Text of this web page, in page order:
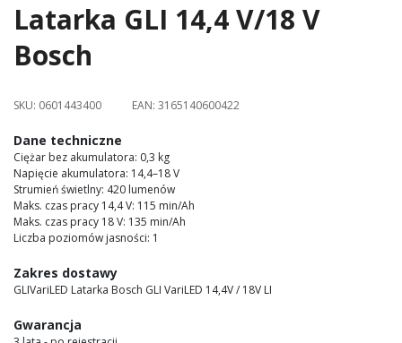
Skip
the
of
images
gallery
Latarka GLI 14,4 V/18 V
Bosch
SKU: 0601443400 EAN: 3165140600422
Dane techniczne
Ciężar bez akumulatora: 0,3 kg
Napięcie akumulatora: 14,4–18 V
Strumień świetlny: 420 lumenów
Maks. czas pracy 14,4 V: 115 min/Ah
Maks. czas pracy 18 V: 135 min/Ah
Liczba poziomów jasności: 1
Zakres dostawy
GLIVariLED Latarka Bosch GLI VariLED 14,4V / 18V LI
Gwarancja